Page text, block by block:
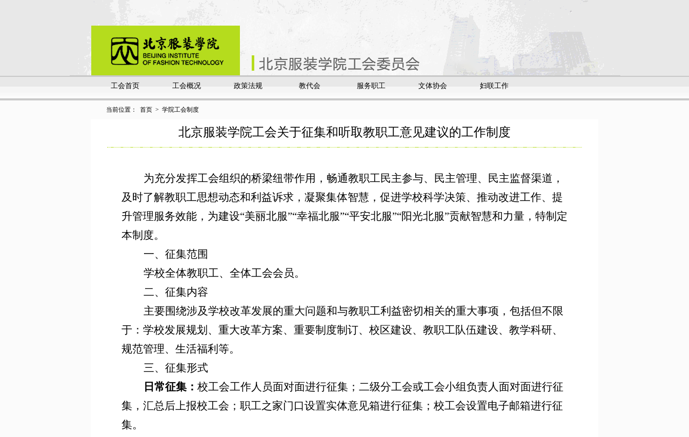
工会首页 工会概况 政策法规 教代会 服务职工 文体协会 妇联工作
当前位置： 首页 > 学院工会制度
北京服装学院工会关于征集和听取教职工意见建议的工作制度
为充分发挥工会组织的桥梁纽带作用，畅通教职工民主参与、民主管理、民主监督渠道，
及时了解教职工思想动态和利益诉求，凝聚集体智慧，促进学校科学决策、推动改进工作、提
升管理服务效能，为建设“美丽北服”“幸福北服”“平安北服”“阳光北服”贡献智慧和力量，特制定
本制度。
一、征集范围
学校全体教职工、全体工会会员。
二、征集内容
主要围绕涉及学校改革发展的重大问题和与教职工利益密切相关的重大事项，包括但不限
于：学校发展规划、重大改革方案、重要制度制订、校区建设、教职工队伍建设、教学科研、
规范管理、生活福利等。
三、征集形式
日常征集： 校工会工作人员面对面进行征集；二级分工会或工会小组负责人面对面进行征
集，汇总后上报校工会；职工之家门口设置实体意见箱进行征集；校工会设置电子邮箱进行征
集。